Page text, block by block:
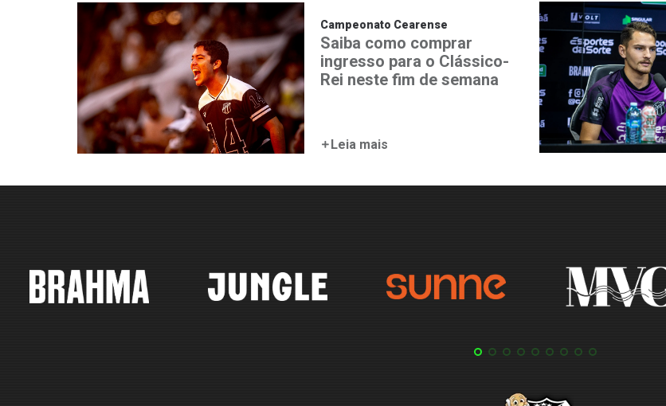
Campeonato Cearense
Saiba como comprar
ingresso para o Clássico-
Rei neste fim de semana
Leia mais